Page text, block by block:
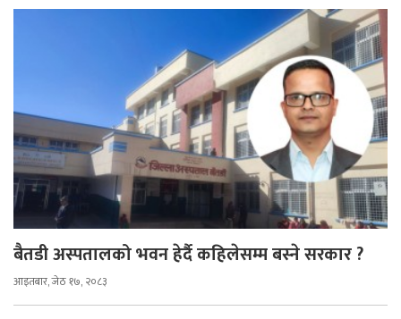
बैतडी अस्पतालको भवन हेर्दै कहिलेसम्म बस्ने सरकार ?
आइतबार, जेठ १७, २०८३